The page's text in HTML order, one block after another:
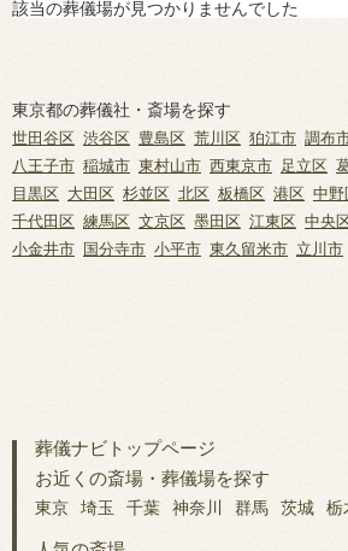
該当の葬儀場が見つかりませんでした
東京都の葬儀社・斎場を探す
世田谷区 渋谷区 豊島区 荒川区 狛江市 調布
八王子市 稲城市 東村山市 西東京市 足立区
目黒区
大田区 杉並区 北区 板橋区 港区 中野
千代田区
練馬区 文京区 墨田区 江東区 中央区
小金井市
国分寺市 小平市 東久留米市 立川市
葬儀ナビトップページ
お近くの斎場・葬儀場を探す
東京 埼玉 千葉 神奈川 群馬 茨城 栃